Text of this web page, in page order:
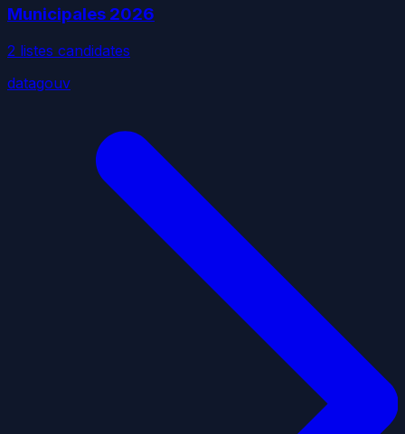
Municipales 2026
2 listes candidates
datagouv